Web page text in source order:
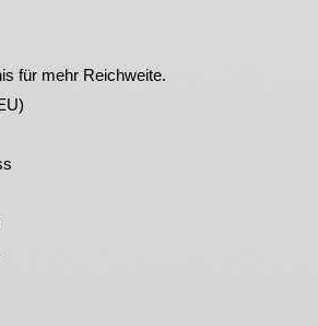
für mehr Reichweite.